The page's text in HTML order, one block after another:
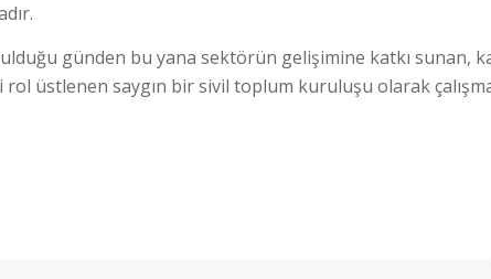
günden bu yana sektörün gelişimine katkı
üstlenen saygın bir sivil toplum kuruluşu olarak